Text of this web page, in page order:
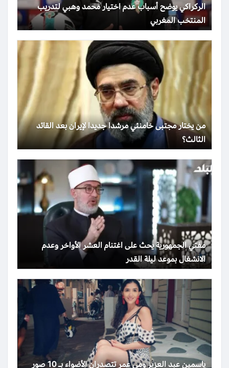
الركراكي يوضح أسباب عدم اختيار محمد وهبي لتدريب
المنتخب المغربي
من يختار مجتبى خامنئي مرشدا جديدا لإيران بعد القائد
الثالث؟
مفتي الجمهورية يحث على اغتنام العشر الأواخر وعدم
الانشغال بموعد ليلة القدر
ياسمين عبد العزيز ومي عمر تتصدران الأضواء بـ 10 صور